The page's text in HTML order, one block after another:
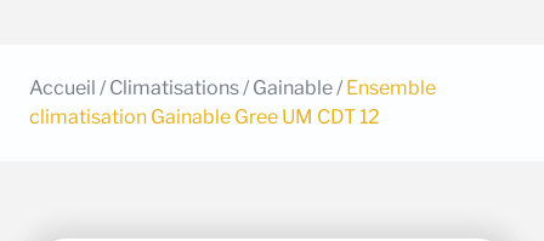
Accueil / Climatisations/ Gainable/ Ensemble
climatisation Gainable Gree UM CDT 12